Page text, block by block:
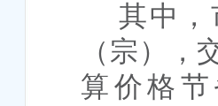
其中
（宗），
算价格